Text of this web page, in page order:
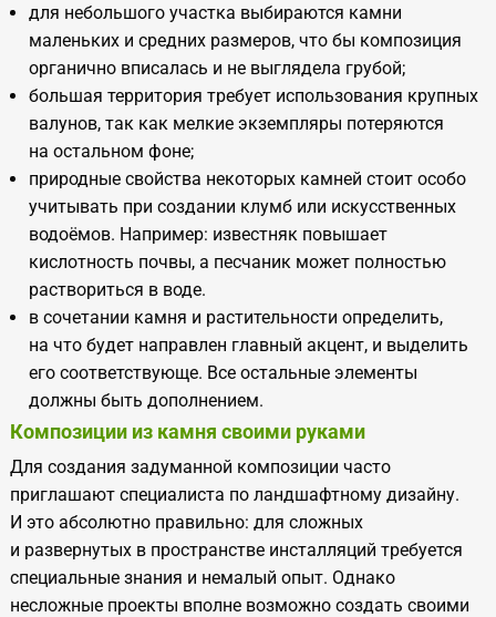
для небольшого участка выбираются камни
маленьких и средних размеров, что бы композиция
органично вписалась и не выглядела грубой;
большая территория требует использования крупных
валунов, так как мелкие экземпляры потеряются
на остальном фоне;
природные свойства некоторых камней стоит особо
учитывать при создании клумб или искусственных
водоёмов. Например: известняк повышает
кислотность почвы, а песчаник может полностью
раствориться в воде.
в сочетании камня и растительности определить,
на что будет направлен главный акцент, и выделить
его соответствующе. Все остальные элементы
должны быть дополнением.
Композиции из камня своими руками
Для создания задуманной композиции часто
приглашают специалиста по ландшафтному дизайну.
И это абсолютно правильно: для сложных
и развернутых в пространстве инсталляций требуется
специальные знания и немалый опыт. Однако
несложные проекты вполне возможно создать своими